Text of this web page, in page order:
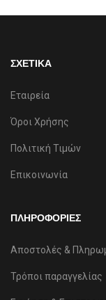
ΣΧΕΤΙΚΑ
Εταιρεία
Όροι Χρήσης
Πολιτική Τιμών
Επικοινωνία
ΠΛΗΡΟΦΟΡΙΕΣ
Αποστολές &
Τρόποι παραγγελίας